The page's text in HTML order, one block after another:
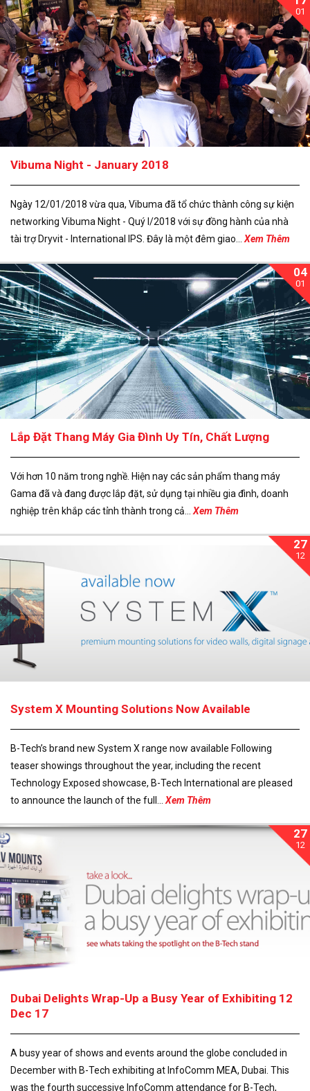
01
Vibuma Night - January 2018
Ngày 12/01/2018 vừa qua, Vibuma đã tổ chức thành công sự kiện
networking Vibuma Night - Quý I/2018 với sự đồng hành của nhà
tài trợ Dryvit - International IPS. Đây là một đêm giao... Xem Thêm
04
01
Lắp Đặt Thang Máy Gia Đình Uy Tín, Chất Lượng
Với hơn 10 năm trong nghề. Hiện nay các sản phẩm thang máy
Gama đã và đang được lắp đặt, sử dụng tại nhiều gia đình, doanh
nghiệp trên khắp các tỉnh thành trong cả... Xem Thêm
27
12
System X Mounting Solutions Now Available
B-Tech’s brand new System X range now available Following
teaser showings throughout the year, including the recent
Technology Exposed showcase, B-Tech International are pleased
to announce the launch of the full... Xem Thêm
27
12
Dubai Delights Wrap-Up a Busy Year of Exhibiting 12
Dec 17
A busy year of shows and events around the globe concluded in
December with B-Tech exhibiting at InfoComm MEA, Dubai. This
was the fourth successive InfoComm attendance for B-Tech,